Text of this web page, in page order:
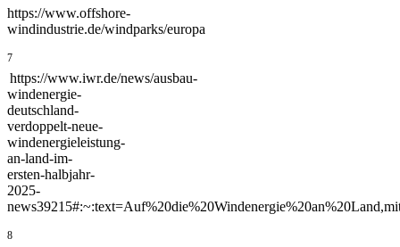
https://www.offshore-
windindustrie.de/windparks/europa
7
https://www.iwr.de/news/ausbau-
windenergie-
deutschland-
verdoppelt-neue-
windenergieleistung-
an-land-im-
ersten-halbjahr-
2025-
8